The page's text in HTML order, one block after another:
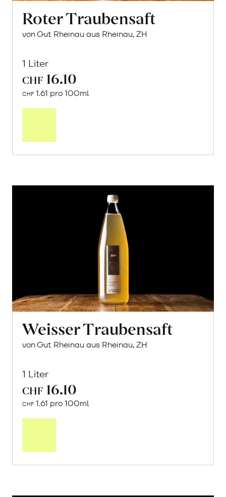
Roter Traubensaft
von Gut Rheinau aus Rheinau, ZH
1 Liter
CHF 16.10
CHF 1.61 pro 100ml
Weisser Traubensaft
von Gut Rheinau aus Rheinau, ZH
1 Liter
CHF 16.10
CHF 1.61 pro 100ml